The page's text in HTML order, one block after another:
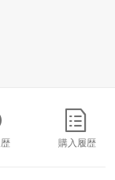
購入履歴